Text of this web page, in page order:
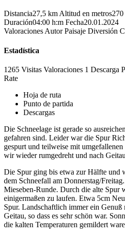
Distancia27,5 km Altitud en metros
Duración04:00 h:m Fecha20.01.2024
Valoraciones Autor Paisaje Diversión
Estadística
1265 Visitas Valoraciones 1 Descarga
Rate
Hoja de ruta
Punto de partida
Descargas
Die Schneelage ist gerade so
gefahren sind. Leider war die Spur
gespurt und teilweise mit
wir wieder rumgedreht und nach
Die Spur ging bis etwa zur Hälfte und
dem Schneefall am Donnerstag/
Mieseben-Runde. Durch die alte Spur
einigermaßen zu laufen. Etwa 5cm
Spur. Landschaftlich immer ein
Geitau, so dass es sehr schön war.
die kalten Temperaturen gemildert